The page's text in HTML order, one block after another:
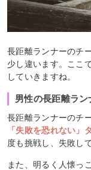
長距離ランナーのチ
少し違います。ここ
していきますね。
男性の長距離ラ
長距離ランナーのチ
「失敗を恐れない」
度も挑戦し、失敗し
また、明るく人懐っ